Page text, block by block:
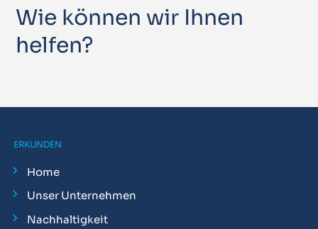
Wie können wir Ihnen
helfen?
ERKUNDEN
Home
Unser Unternehmen
Nachhaltigkeit